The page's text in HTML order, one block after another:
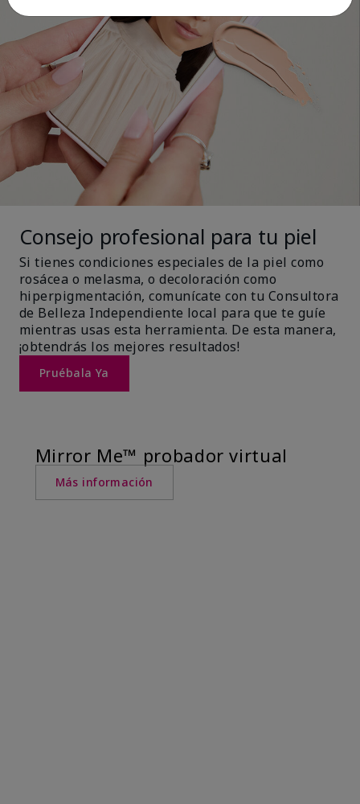
Consejo profesional para tu piel
Si tienes condiciones especiales de la piel como
rosácea o melasma, o decoloración como
hiperpigmentación, comunícate con tu Consultora
de Belleza Independiente local para que te guíe
mientras usas esta herramienta. De esta manera,
¡obtendrás los mejores resultados!
Pruébala Ya
Mirror Me™ probador virtual
Más información